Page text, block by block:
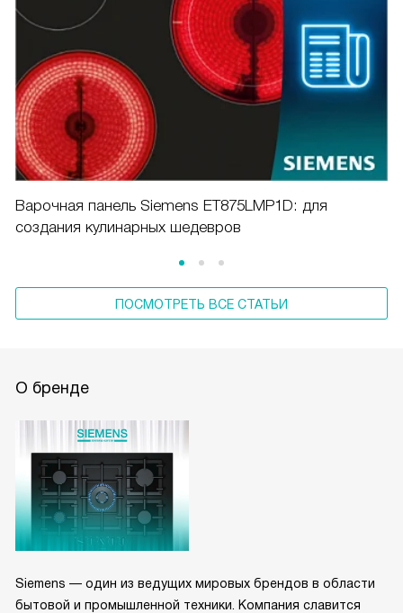
Варочная панель Siemens ET875LMP1D: для
создания кулинарных шедевров
ПОСМОТРЕТЬ ВСЕ СТАТЬИ
О бренде
Siemens — один из ведущих мировых брендов в области
бытовой и промышленной техники. Компания славится